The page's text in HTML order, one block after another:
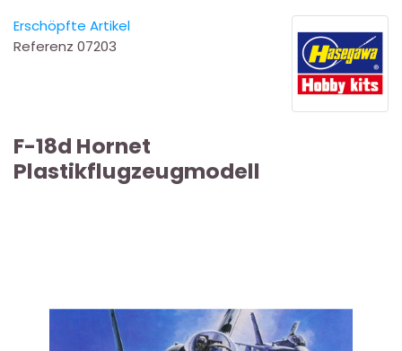
Erschöpfte Artikel
Referenz 07203
F-18d Hornet
Plastikflugzeugmodell